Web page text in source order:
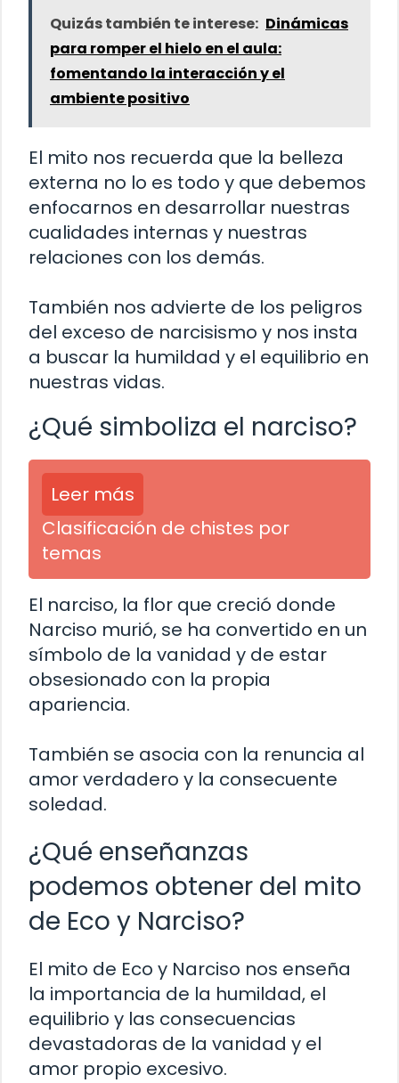
Quizás también te interese: Dinámicas
para romper el hielo en el aula:
fomentando la interacción y el
ambiente positivo
El mito nos recuerda que la belleza
externa no lo es todo y que debemos
enfocarnos en desarrollar nuestras
cualidades internas y nuestras
relaciones con los demás.
También nos advierte de los peligros
del exceso de narcisismo y nos insta
a buscar la humildad y el equilibrio en
nuestras vidas.
¿Qué simboliza el narciso?
Leer más
Clasificación de chistes por
temas
El narciso, la flor que creció donde
Narciso murió, se ha convertido en un
símbolo de la vanidad y de estar
obsesionado con la propia
apariencia.
También se asocia con la renuncia al
amor verdadero y la consecuente
soledad.
¿Qué enseñanzas
podemos obtener del mito
de Eco y Narciso?
El mito de Eco y Narciso nos enseña
la importancia de la humildad, el
equilibrio y las consecuencias
devastadoras de la vanidad y el
amor propio excesivo.